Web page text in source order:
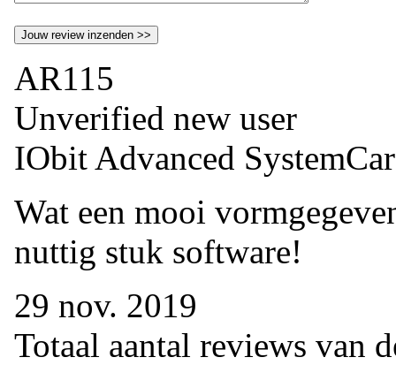
AR115
Unverified new user
IObit Advanced
Wat een mooi
nuttig stuk software!
29 nov. 2019
Totaal aantal reviews van